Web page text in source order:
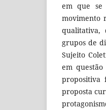
em que se
movimento
qualitativa,
grupos de
Sujeito
em
propositiva
proposta